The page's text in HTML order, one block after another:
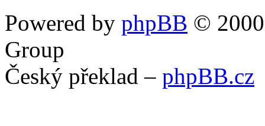
Powered by phpBB ©
Group
Český překlad – phpBB.cz